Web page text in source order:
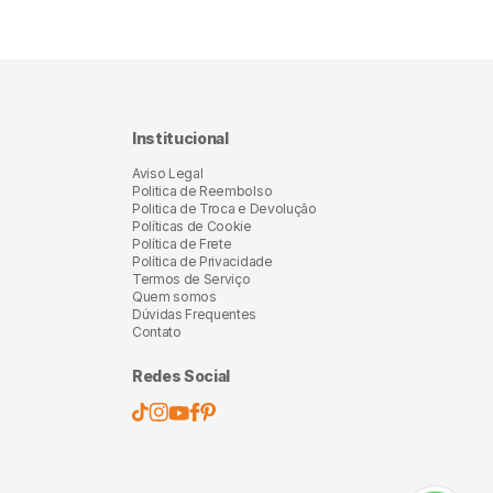
Institucional
Aviso Legal
Politica de Reembolso
Politica de Troca e Devolução
Políticas de Cookie
Política de Frete
Política de Privacidade
Termos de Serviço
Quem somos
Dúvidas Frequentes
Contato
Redes Social